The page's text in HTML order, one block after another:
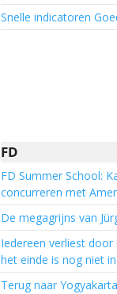
Snelle indicatoren
FD
FD Summer School:
concurreren met
De megagrijns van
Iedereen verliest
het einde is nog niet
Terug naar Yogyakarta